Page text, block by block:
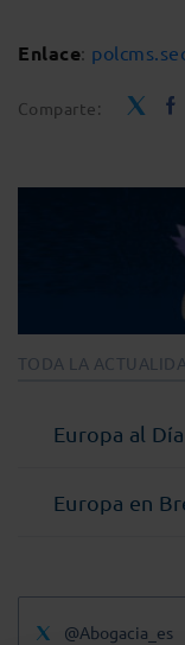
Enlace:
Comparte:
TODA LA
Europa al Día
Europa en
@Abogacia_es